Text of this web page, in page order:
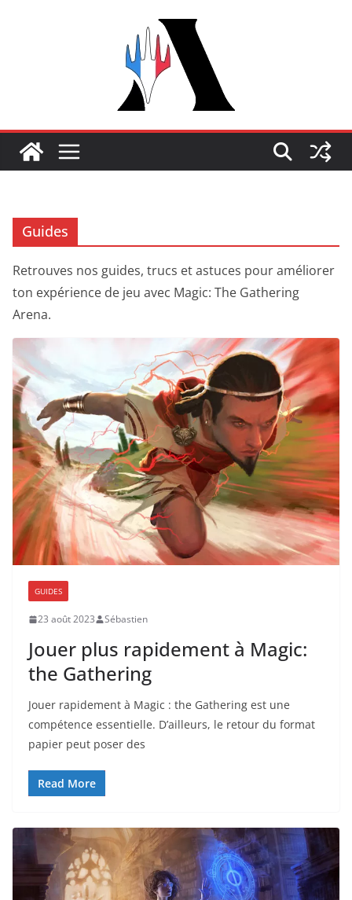
Guides
Retrouves nos guides, trucs et astuces pour améliorer
ton expérience de jeu avec Magic: The Gathering
Arena.
GUIDES
23 août 2023 Sébastien
Jouer plus rapidement à Magic:
the Gathering
Jouer rapidement à Magic : the Gathering est une
compétence essentielle. D’ailleurs, le retour du format
papier peut poser des
Read More